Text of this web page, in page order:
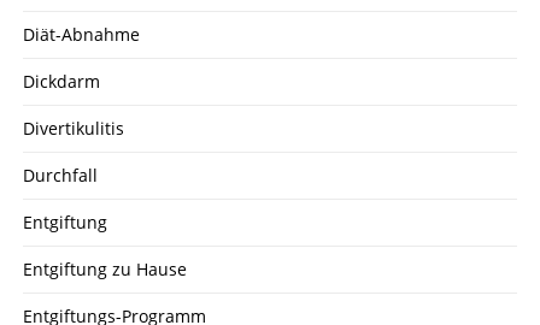
Diät-Abnahme
Dickdarm
Divertikulitis
Durchfall
Entgiftung
Entgiftung zu Hause
Entgiftungs-Programm